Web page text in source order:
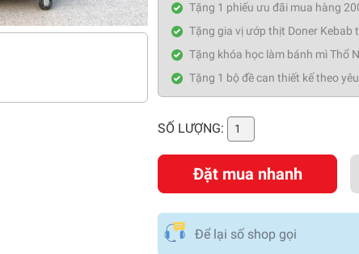
Tặng 1 phiếu ưu đãi mua hàng
Tặng gia vị ướp thịt Doner Kebab
Tặng khóa học làm bánh mì Thổ
Tặng 1 bộ đề can thiết kế theo
SỐ LƯỢNG:
Đặt mua nhanh